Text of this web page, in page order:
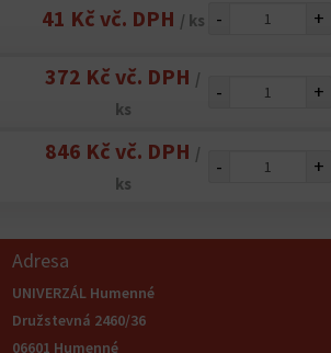
41 Kč vč. DPH / ks - +
372 Kč vč. DPH /
ks
- +
846 Kč vč. DPH /
ks
- +
Adresa
UNIVERZÁL Humenné
Družstevná 2460/36
06601 Humenné